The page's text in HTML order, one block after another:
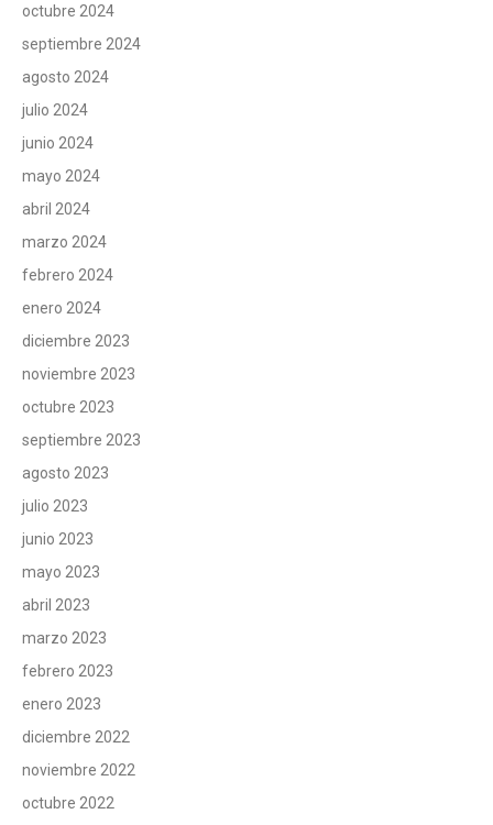
octubre 2024
septiembre 2024
agosto 2024
julio 2024
junio 2024
mayo 2024
abril 2024
marzo 2024
febrero 2024
enero 2024
diciembre 2023
noviembre 2023
octubre 2023
septiembre 2023
agosto 2023
julio 2023
junio 2023
mayo 2023
abril 2023
marzo 2023
febrero 2023
enero 2023
diciembre 2022
noviembre 2022
octubre 2022